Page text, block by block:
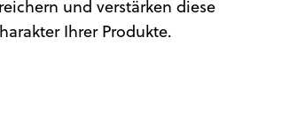
und verstärken diese
Ihrer Produkte.